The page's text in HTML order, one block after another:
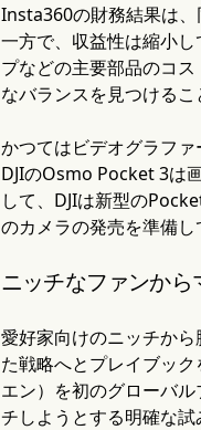
Insta360の財務結果は
一方で、収益性は縮小
プなどの主要部品のコ
なバランスを見つけるこ
かつてはビデオグラフ
DJIのOsmo Pocket 3は
して、DJIは新型の
のカメラの発売を準備し
ニッチなファンから
愛好家向けのニッチか
た戦略へとプレイブッ
エン）を初のグローバ
チしようとする明確な試